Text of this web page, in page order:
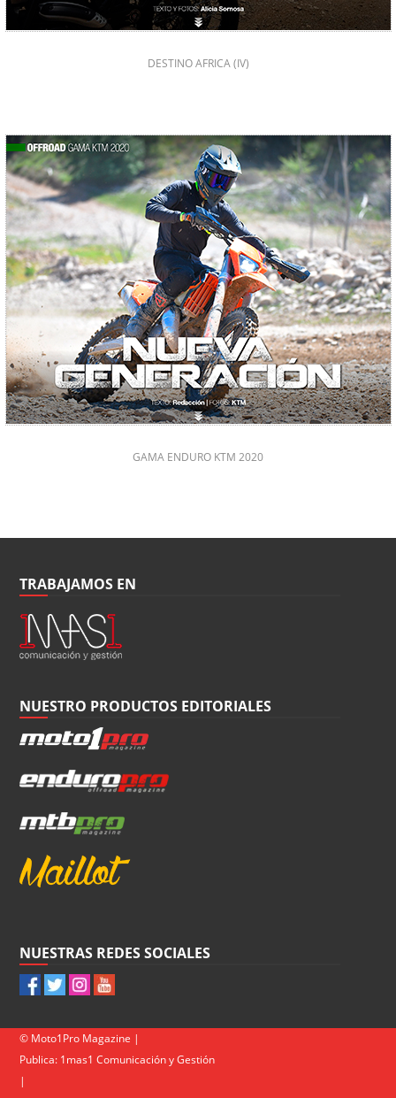
DESTINO AFRICA (IV)
GAMA ENDURO KTM 2020
TRABAJAMOS EN
NUESTRO PRODUCTOS EDITORIALES
NUESTRAS REDES SOCIALES
© Moto1Pro Magazine |
Publica: 1mas1 Comunicación y Gestión
|